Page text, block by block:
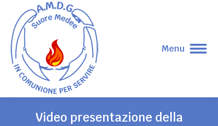
Menu
Video presentazione della